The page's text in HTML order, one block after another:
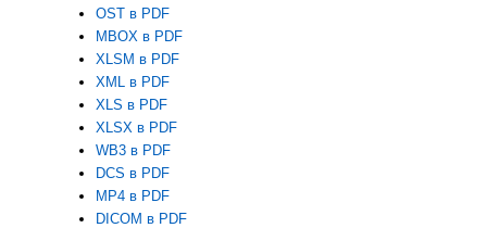
OST в PDF
MBOX в PDF
XLSM в PDF
XML в PDF
XLS в PDF
XLSX в PDF
WB3 в PDF
DCS в PDF
MP4 в PDF
DICOM в PDF